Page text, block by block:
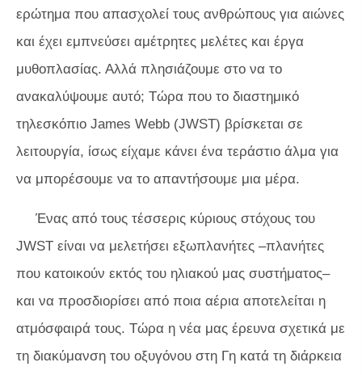
ερώτημα που απασχολεί τους ανθρώπους για αιώνες
και έχει εμπνεύσει αμέτρητες μελέτες και έργα
μυθοπλασίας. Αλλά πλησιάζουμε στο να το
ανακαλύψουμε αυτό; Τώρα που το διαστημικό
τηλεσκόπιο James Webb (JWST) βρίσκεται σε
λειτουργία, ίσως είχαμε κάνει ένα τεράστιο άλμα για
να μπορέσουμε να το απαντήσουμε μια μέρα.
Ένας από τους τέσσερις κύριους στόχους του
JWST είναι να μελετήσει εξωπλανήτες –πλανήτες
που κατοικούν εκτός του ηλιακού μας συστήματος–
και να προσδιορίσει από ποια αέρια αποτελείται η
ατμόσφαιρά τους. Τώρα η νέα μας έρευνα σχετικά με
τη διακύμανση του οξυγόνου στη Γη κατά τη διάρκεια